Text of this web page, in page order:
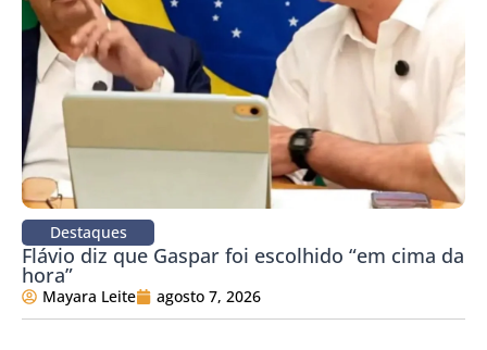
Destaques
Flávio diz que Gaspar foi escolhido “em cima da
hora”
Mayara Leite agosto 7, 2026